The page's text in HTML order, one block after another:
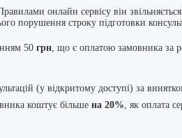
онлайн сервісу він
порушення строку підготовки
50грн, що є оплатою замовника за
(у відкритому доступі) за
коштує більше на 20% , як оплата